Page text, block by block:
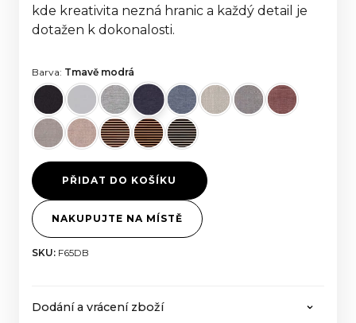
kde kreativita nezná hranic a každý detail je
dotažen k dokonalosti.
Barva: Tmavě modrá
PŘIDAT DO KOŠÍKU
NAKUPUJTE NA MÍSTĚ
SKU: F65DB
Dodání a vrácení zboží